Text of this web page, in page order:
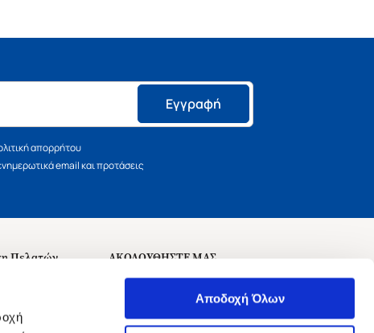
Αποδοχή Όλων
Εγγραφή
απορρήτου
email και προτάσεις
Πελατών
ΑΚΟΛΟΥΘΗΣΤΕ ΜΑΣ